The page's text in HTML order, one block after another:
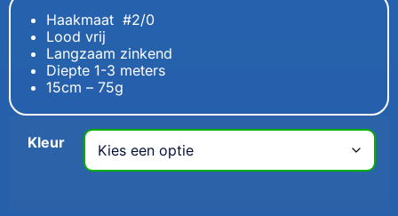
Haakmaat #2/0
Lood vrij
Langzaam zinkend
Diepte 1-3 meters
15cm – 75g
Kleur